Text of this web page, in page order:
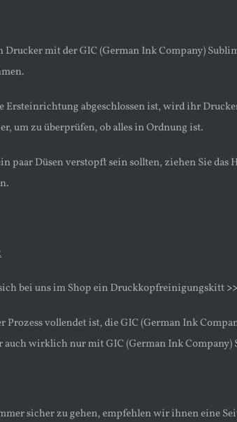
Drucker mit der GIC (German Ink Company)
Ersteinrichtung abgeschlossen ist, wird ihr
um zu überprüfen, ob alles in Ordnung ist.
paar Düsen verstopft sein sollten, ziehen Sie
bei uns im Shop ein Druckkopfreinigungskitt
Prozess vollendet ist, die GIC (German Ink
auch wirklich nur mit GIC (German Ink
sicher zu gehen, empfehlen wir ihnen eine